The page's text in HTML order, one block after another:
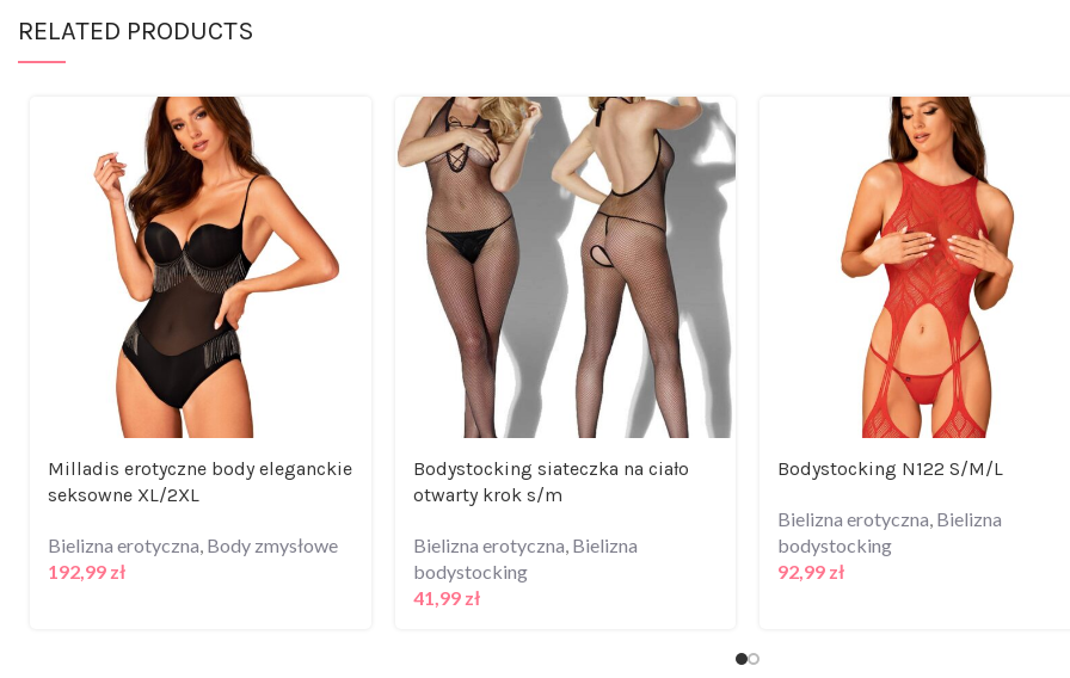
RELATED PRODUCTS
Milladis erotyczne body eleganckie
seksowne XL/2XL
Bielizna erotyczna Body zmysłowe
192,99 zł
Bodystocking siateczka na ciało
otwarty krok s/m
Bielizna erotyczna Bielizna
bodystocking
41,99 zł
Bodystocking N122 S/M/L
Bielizna erotyczna Bielizna
bodystocking
92,99 zł